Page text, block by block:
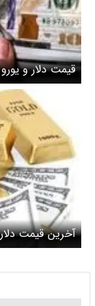
قیمت دلار و یورو امروز دوشنبه ۱۴ اردیبهشت ۱۴۰۵ + جدول
۱۴۰۵/ تردید دلار برای صعود بیشتر قیمت